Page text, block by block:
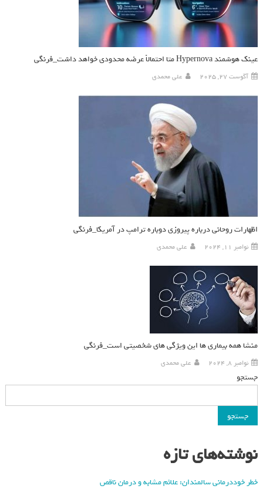
عینک هوشمند Hypernova متا احتمالاً عرضه محدودی خواهد داشت_فرنگی
آگوست 27, 2025 علی محمدی
اظهارات روحانی درباره پیروزی دوباره ترامپ در آمریکا_فرنگی
نوامبر 11, 2024 علی محمدی
منشا همه بیماری ها این ویژگی های شخصیتی است_فرنگی
نوامبر 8, 2024 علی محمدی
جستجو
جستجو
نوشته‌های تازه
خطر خوددرمانی سالمندان: علائم مشابه و درمان ناقص